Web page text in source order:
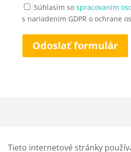
Súhlasím so spracovaním
s nariadením GDPR o ochrane
Odoslať formulár
Tieto internetové stránky